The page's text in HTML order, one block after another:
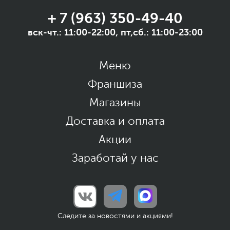
+ 7 (963) 350-49-40
вск-чт.: 11:00-22:00, пт,сб.: 11:00-23:00
Меню
Франшиза
Магазины
Доставка и оплата
Акции
Заработай у нас
Следите за новостями и акциями!